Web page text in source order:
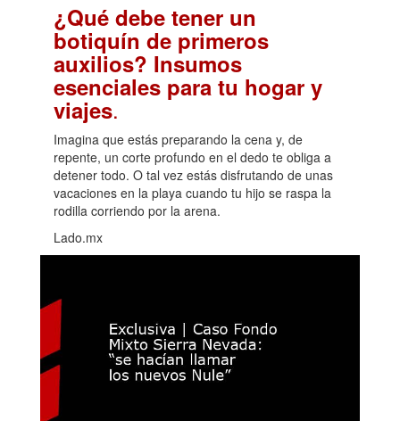
¿Qué debe tener un
botiquín de primeros
auxilios? Insumos
esenciales para tu hogar y
viajes.
Imagina que estás preparando la cena y, de
repente, un corte profundo en el dedo te obliga a
detener todo. O tal vez estás disfrutando de unas
vacaciones en la playa cuando tu hijo se raspa la
rodilla corriendo por la arena.
Lado.mx